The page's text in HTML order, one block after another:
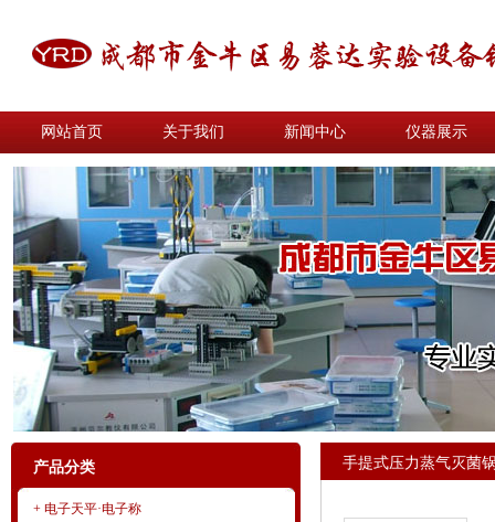
网站首页 关于我们 新闻中心 仪器展示
手提式压力蒸气灭菌
产品分类
+ 电子天平·电子称